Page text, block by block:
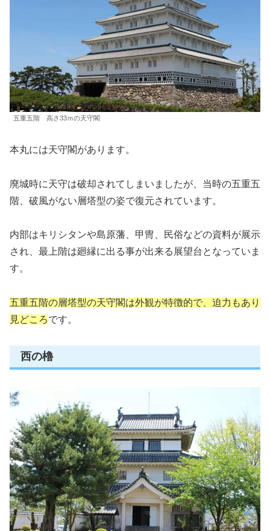
五重五階 高さ33ｍの天守閣
本丸には天守閣があります。
廃城時に天守は破却されてしまいましたが、当時の五重五
階、破風がない層塔型の姿で復元されています。
内部はキリシタンや島原藩、甲冑、民俗などの資料が展示
され、最上階は廻縁に出る事が出来る展望台となっていま
す。
五重五階の層塔型の天守閣は外観が特徴的で、迫力もあり
見どころです。
西の櫓